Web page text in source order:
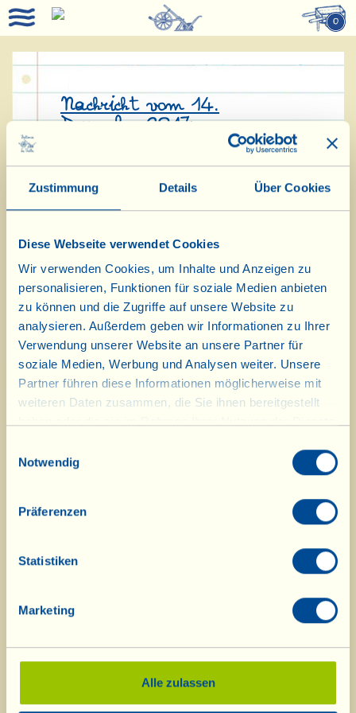
Zustimmung Details Über Cookies
Diese Webseite verwendet Cookies
Wir verwenden Cookies, um Inhalte und Anzeigen zu
personalisieren, Funktionen für soziale Medien anbieten
zu können und die Zugriffe auf unsere Website zu
analysieren. Außerdem geben wir Informationen zu Ihrer
Verwendung unserer Website an unsere Partner für
soziale Medien, Werbung und Analysen weiter. Unsere
Partner führen diese Informationen möglicherweise mit
weiteren Daten zusammen, die Sie ihnen bereitgestellt
Notwendig
Präferenzen
Statistiken
Marketing
Alle zulassen
0
Nachricht vom 14.
Dezember 2017:
Ein großes „via vai” (= Hin und
Her) von Paketen, Schleifen und
kommt die Besorgnis auf, das sich die
Vorräte von diesem oder jenem
erschöpfen könnten. Doch bislang ist
das Sortiment der Speisekammer
noch vollständig. Von Samstag bis
zum 23.12. könnten einige
Erzeugnisse ausgehen. Doch in jedem
anderer Geschenkideen vorfinden